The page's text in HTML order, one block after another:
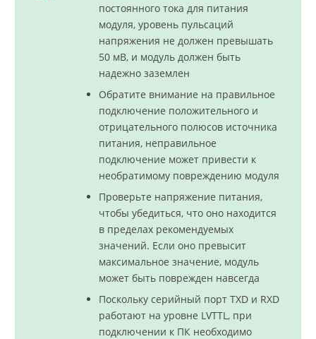
постоянного тока для питания
модуля, уровень пульсаций
напряжения не должен превышать
50 мВ, и модуль должен быть
надежно заземлен
Обратите внимание на правильное
подключение положительного и
отрицательного полюсов источника
питания, неправильное
подключение может привести к
необратимому повреждению модуля
Проверьте напряжение питания,
чтобы убедиться, что оно находится
в пределах рекомендуемых
значений. Если оно превысит
максимальное значение, модуль
может быть поврежден навсегда
Поскольку серийный порт TXD и RXD
работают на уровне LVTTL, при
подключении к ПК необходимо